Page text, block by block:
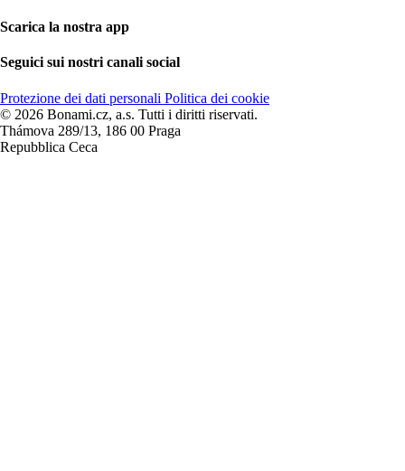
Scarica la nostra app
Seguici sui nostri canali social
Protezione dei dati personali Politica dei cookie
© 2026 Bonami.cz, a.s. Tutti i diritti riservati.
Thámova 289/13, 186 00 Praga
Repubblica Ceca